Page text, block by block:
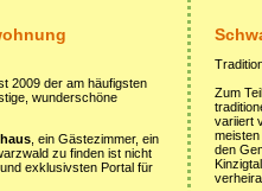
2009 der am häufigsten
wunderschöne
, ein Gästezimmer, ein
zu finden ist nicht
exklusivsten Portal für
Zum
variiert
den